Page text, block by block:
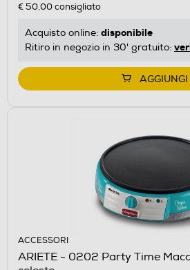
€ 50,00consigliato
Acquisto online: disponibile
Ritiro in negozio in 30' gratuito:
AGGIUNGI
ACCESSORI
ARIETE - 0202 Party Time